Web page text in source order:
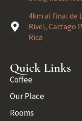
4km al final de
Rivel, Cartago
Rica
Quick Links
Coffee
Our Place
Rooms